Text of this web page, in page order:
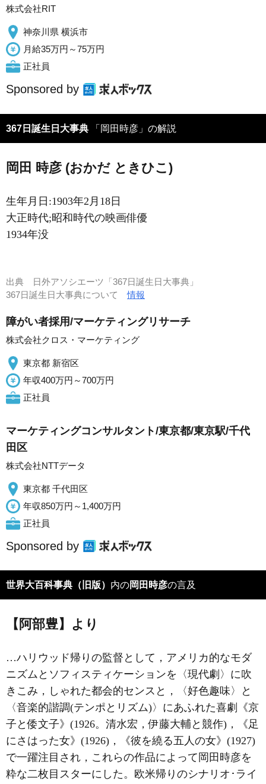
株式会社RIT
神奈川県 横浜市
月給35万円～75万円
正社員
Sponsored by
367日誕生日大事典 「岡田時彦」の解説
岡田 時彦 (おかだ ときひこ)
生年月日:1903年2月18日
大正時代;昭和時代の映画俳優
1934年没
出典
日外アソシエーツ「367日誕生日大事典」
367日誕生日大事典について情報
障がい者採用/マーケティングリサーチ
株式会社クロス・マーケティング
東京都 新宿区
年収400万円～700万円
正社員
マーケティングコンサルタント/東京都/東京駅/千代
田区
株式会社NTTデータ
東京都 千代田区
年収850万円～1,400万円
正社員
Sponsored by
世界大百科事典（旧版） 内の岡田時彦の言及
【阿部豊】より
…ハリウッド帰りの監督として，アメリカ的なモダ
ニズムとソフィスティケーションを〈現代劇〉に吹
きこみ，しゃれた都会的センスと，〈好色趣味〉と
〈音楽的諧調(テンポとリズム)〉にあふれた喜劇《京
子と倭文子》(1926。清水宏，伊藤大輔と競作)，《足
にさはった女》(1926)，《彼を繞る五人の女》(1927)
で一躍注目され，これらの作品によって岡田時彦を
粋な二枚目スターにした。欧米帰りのシナリオ･ライ